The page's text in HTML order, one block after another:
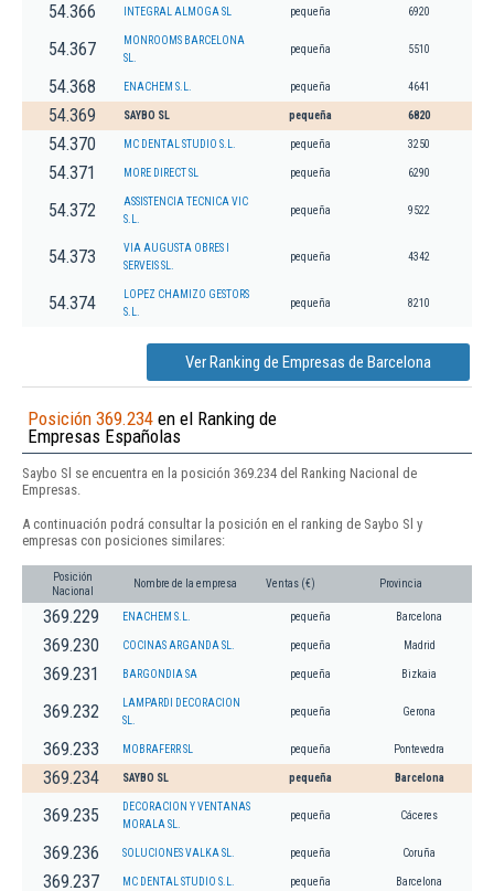
54.366 INTEGRAL ALMOGA SL pequeña 6920
54.367
MONROOMS BARCELONA
SL.
pequeña 5510
54.368 ENACHEM S.L. pequeña 4641
54.369 SAYBO SL pequeña 6820
54.370 MC DENTAL STUDIO S.L. pequeña 3250
54.371 MORE DIRECT SL pequeña 6290
54.372
ASSISTENCIA TECNICA VIC
S.L.
pequeña 9522
54.373
VIA AUGUSTA OBRES I
SERVEIS SL.
pequeña 4342
54.374
LOPEZ CHAMIZO GESTORS
S.L.
pequeña 8210
Ver Ranking de Empresas de Barcelona
Posición 369.234 en el Ranking de
Empresas Españolas
Saybo Sl se encuentra en la posición 369.234 del Ranking Nacional de
Empresas.
A continuación podrá consultar la posición en el ranking de Saybo Sl y
empresas con posiciones similares:
Posición
Nacional
Nombre de la empresa Ventas (€) Provincia
369.229 ENACHEM S.L. pequeña Barcelona
369.230 COCINAS ARGANDA SL. pequeña Madrid
369.231 BARGONDIA SA pequeña Bizkaia
369.232
LAMPARDI DECORACION
SL.
pequeña Gerona
369.233 MOBRAFERR SL pequeña Pontevedra
369.234 SAYBO SL pequeña Barcelona
369.235
DECORACION Y VENTANAS
MORALA SL.
pequeña Cáceres
369.236 SOLUCIONES VALKA SL. pequeña Coruña
369.237 MC DENTAL STUDIO S.L. pequeña Barcelona